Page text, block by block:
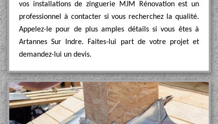
vos installations de zinguerie MJM Rénovation est un
professionnel à contacter si vous recherchez la qualité.
Appelez-le pour de plus amples détails si vous êtes à
Artannes Sur Indre. Faites-lui part de votre projet et
demandez-lui un devis.